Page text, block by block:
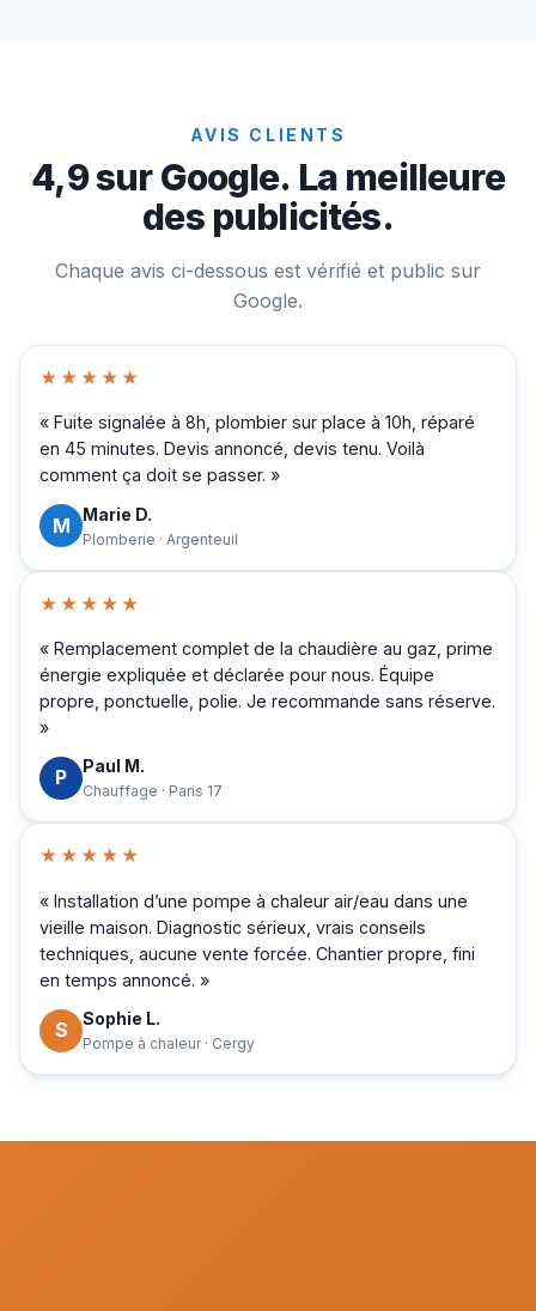
AVIS CLIENTS
4,9 sur Google. La meilleure
des publicités.
Chaque avis ci-dessous est vérifié et public sur
Google.
★★★★★
« Fuite signalée à 8h, plombier sur place à 10h, réparé
en 45 minutes. Devis annoncé, devis tenu. Voilà
comment ça doit se passer. »
M Marie D.
Plomberie · Argenteuil
★★★★★
« Remplacement complet de la chaudière au gaz, prime
énergie expliquée et déclarée pour nous. Équipe
propre, ponctuelle, polie. Je recommande sans réserve.
»
P Paul M.
Chauffage · Paris 17
★★★★★
« Installation d’une pompe à chaleur air/eau dans une
vieille maison. Diagnostic sérieux, vrais conseils
techniques, aucune vente forcée. Chantier propre, fini
en temps annoncé. »
S Sophie L.
Pompe à chaleur · Cergy